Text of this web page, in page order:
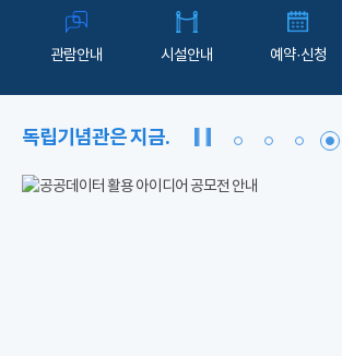
관람안내 시설안내 예약·신청
독립기념관은 지금.